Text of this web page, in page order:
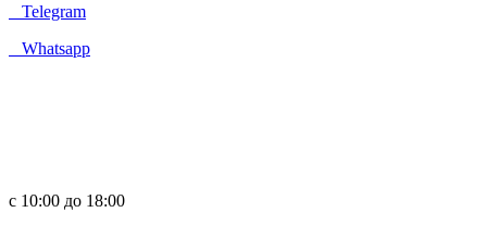
Telegram
Whatsapp
с 10:00 до 18:00